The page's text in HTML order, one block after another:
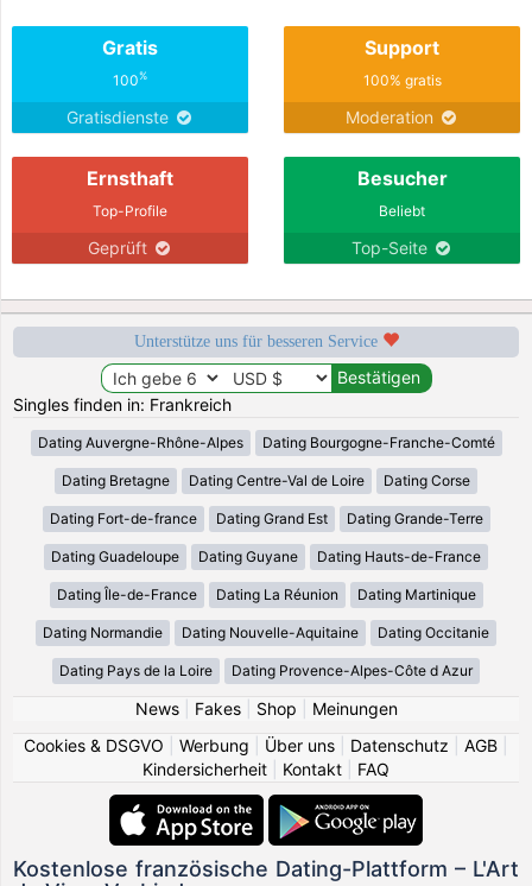
Gratis
100%
Gratisdienste
Support
100% gratis
Moderation
Ernsthaft
Top-Profile
Geprüft
Besucher
Beliebt
Top-Seite
Unterstütze uns für besseren Service
Singles finden in: Frankreich
Dating Auvergne-Rhône-Alpes Dating Bourgogne-Franche-Comté
Dating Bretagne Dating Centre-Val de Loire Dating Corse
Dating Fort-de-france Dating Grand Est Dating Grande-Terre
Dating Guadeloupe Dating Guyane Dating Hauts-de-France
Dating Île-de-France Dating La Réunion Dating Martinique
Dating Normandie Dating Nouvelle-Aquitaine Dating Occitanie
Dating Pays de la Loire Dating Provence-Alpes-Côte d Azur
News| Fakes| Shop
Meinungen
Cookies & DSGVO
Werbung Über uns Datenschutz AGB
Kindersicherheit
Kontakt FAQ
Kostenlose französische Dating-Plattform – L'Art